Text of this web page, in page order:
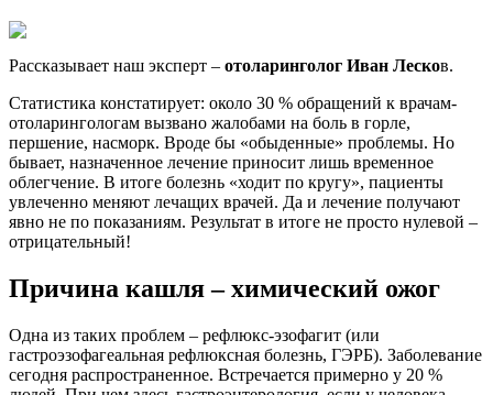
Рассказывает наш эксперт – отоларинголог Иван Лесков.
Статистика констатирует: около 30 % обращений к врачам-
отоларингологам вызвано жалобами на боль в горле,
першение, насморк. Вроде бы «обыденные» проблемы. Но
бывает, назначенное лечение приносит лишь временное
облегчение. В итоге болезнь «ходит по кругу», пациенты
увлеченно меняют лечащих врачей. Да и лечение получают
явно не по показаниям. Результат в итоге не просто нулевой –
отрицательный!
Причина кашля – химический ожог
Одна из таких проблем – рефлюкс-эзофагит (или
гастроэзофагеальная рефлюксная болезнь, ГЭРБ). Заболевание
сегодня распространенное. Встречается примерно у 20 %